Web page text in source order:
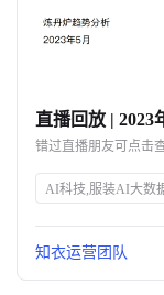
直播回放 | 2023
错过直播朋友可点击
知衣运营团队